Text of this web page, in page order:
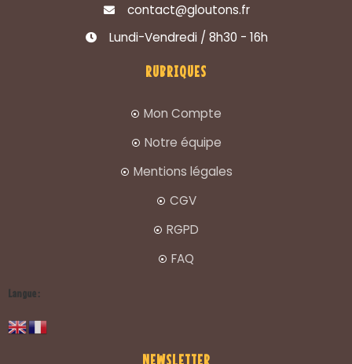
contact@gloutons.fr
Lundi-Vendredi / 8h30 - 16h
RUBRIQUES
Mon Compte
Notre équipe
Mentions légales
CGV
RGPD
FAQ
Langue :
NEWSLETTER